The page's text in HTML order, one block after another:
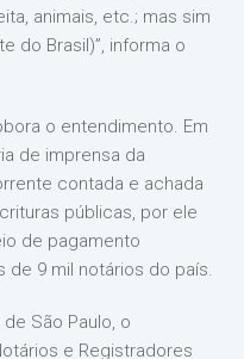
animais, etc.; mas sim
do Brasil)”, informa o
o entendimento. Em
de imprensa da
contada e achada
públicas, por ele
de pagamento
de 9 mil notários do país.
São Paulo, o
e Registradores